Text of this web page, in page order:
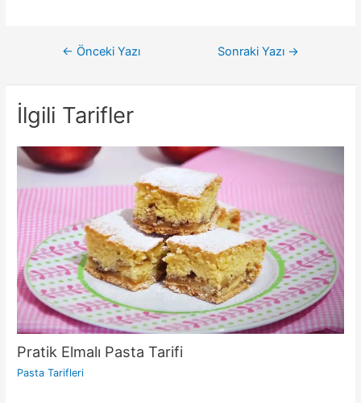
← Önceki Yazı Sonraki Yazı →
İlgili Tarifler
Pratik Elmalı Pasta Tarifi
Pasta Tarifleri